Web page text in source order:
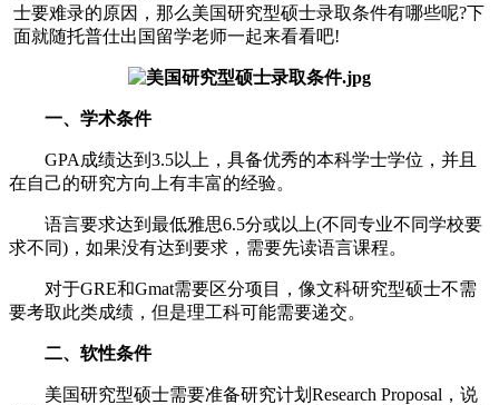
士要难录的原因，那么美国研究型硕士录取条件有哪些呢?下
面就随托普仕出国留学老师一起来看看吧!
一、学术条件
GPA成绩达到3.5以上，具备优秀的本科学士学位，并且
在自己的研究方向上有丰富的经验。
语言要求达到最低雅思6.5分或以上(不同专业不同学校要
求不同)，如果没有达到要求，需要先读语言课程。
对于GRE和Gmat需要区分项目，像文科研究型硕士不需
要考取此类成绩，但是理工科可能需要递交。
二、软性条件
美国研究型硕士需要准备研究计划Research Proposal，说